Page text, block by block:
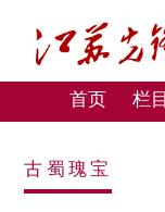
首页 栏目
古蜀瑰宝